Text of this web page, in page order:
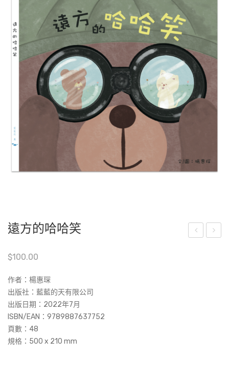
遠方的哈哈笑
$100.00
作者：楊惠琛
出版社：藍藍的天有限公司
出版日期：2022年7月
ISBN/EAN： 9789887637752
頁數：48
規格：500 x 210 mm